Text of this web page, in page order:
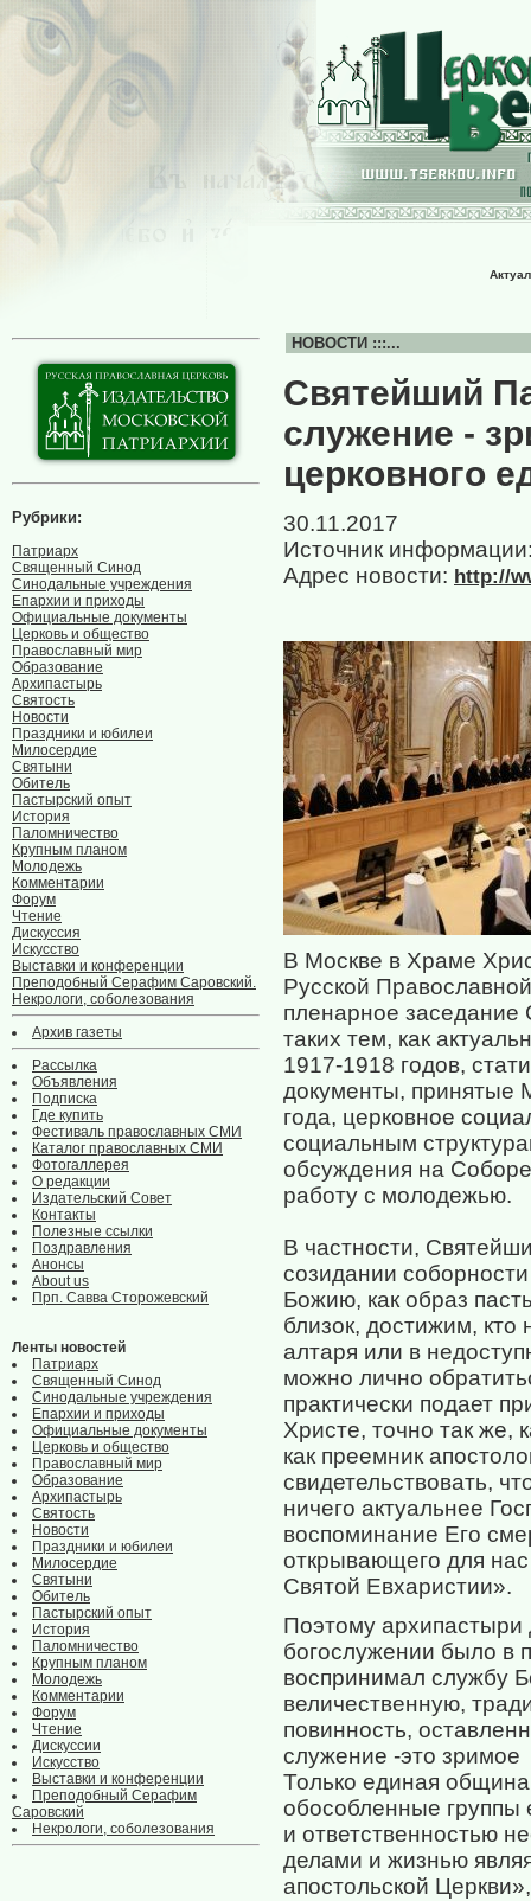
Рубрики:
Патриарх
Священный Синод
Синодальные учреждения
Епархии и приходы
Официальные документы
Церковь и общество
Православный мир
Образование
Архипастырь
Святость
Новости
Праздники и юбилеи
Милосердие
Святыни
Обитель
Пастырский опыт
История
Паломничество
Крупным планом
Молодежь
Комментарии
Форум
Чтение
Дискуссия
Искусство
Выставки и конференции
Преподобный Серафим Саровский.
Некрологи, соболезования
Архив газеты
Рассылка
Объявления
Подписка
Где купить
Фестиваль православных СМИ
Каталог православных СМИ
Фотогаллерея
О редакции
Издательский Совет
Контакты
Полезные ссылки
Поздравления
Анонсы
About us
Прп. Савва Сторожевский
Ленты новостей
Патриарх
Священный Синод
Синодальные учреждения
Епархии и приходы
Официальные документы
Церковь и общество
Православный мир
Образование
Архипастырь
Святость
Новости
Праздники и юбилеи
Милосердие
Святыни
Обитель
Пастырский опыт
История
Паломничество
Крупным планом
Молодежь
Комментарии
Форум
Чтение
Дискуссии
Искусство
Выставки и конференции
Преподобный Серафим
Саровский
Некрологи, соболезования
НОВОСТИ :::...
Святейший
служение -
церковного
30.11.2017
Источник
Адрес новости: http://
В Москве в Храме
Русской
пленарное заседание
таких тем, как
1917-1918 годов,
документы, принятые
года, церковное
социальным
обсуждения на
работу с молодежью.
В частности,
созидании
Божию, как образ
близок, достижим, кто
алтаря или в
можно лично
практически подает
Христе, точно так же,
как преемник
свидетельствовать,
ничего актуальнее
воспоминание Его
открывающего для
Святой Евхаристии».
Поэтому архипастыри
богослужении было в
воспринимал службу
величественную,
повинность,
служение -это зримое
Только единая
обособленные группы
и ответственностью
делами и жизнью
апостольской